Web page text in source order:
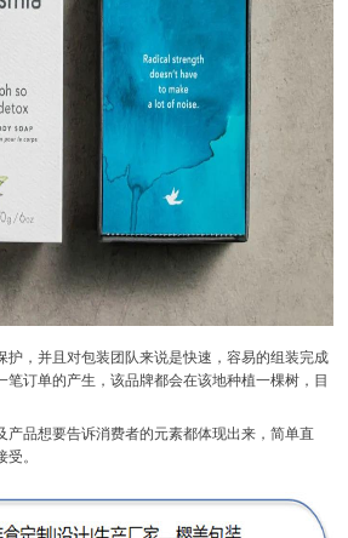
护，并且对包装团队来说是快速，容易的组装完成
笔订单的产生，该品牌都会在该地种植一棵树，目
产品想要告诉消费者的元素都体现出来，简单直
。